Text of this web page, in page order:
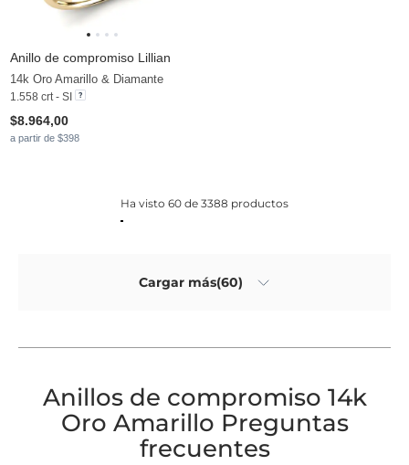
Anillo de compromiso Lillian
14k Oro Amarillo & Diamante
1.558 crt - SI
$8.964,00
a partir de $398
Ha visto 60 de 3388 productos
Cargar más(60)
Anillos de compromiso 14k
Oro Amarillo Preguntas
frecuentes